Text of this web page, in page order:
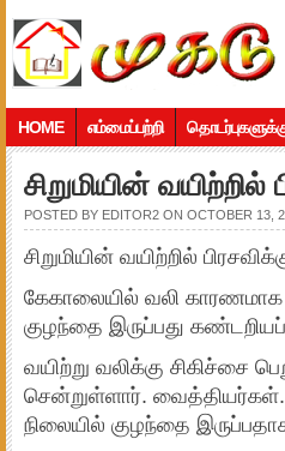
HOME எம்மைப்பற்றி
சிறுமியின்
POSTED BY EDITOR2 ON OCTOBER 13,
சிறுமியின் வயிற்றில்
கேகாலையில் வலி காரணமாக
குழந்தை இருப்பது
வயிற்று வலிக்கு சிகிச்சை
சென்றுள்ளார். வைத்தியர்கள்.
நிலையில் குழந்தை